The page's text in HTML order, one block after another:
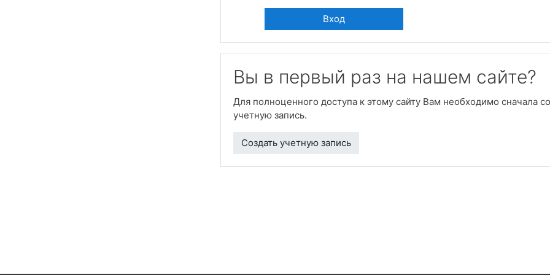
Вход
Вы в первый раз на нашем сайте?
Для полноценного доступа к этому сайту Вам необходимо сначала
учетную запись.
Создать учетную запись